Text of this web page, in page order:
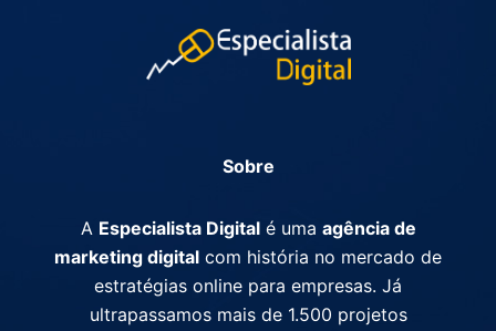
Sobre
A Especialista Digitalé uma agência de
marketing digital com história no mercado de
estratégias online para empresas. Já
ultrapassamos mais de 1.500 projetos